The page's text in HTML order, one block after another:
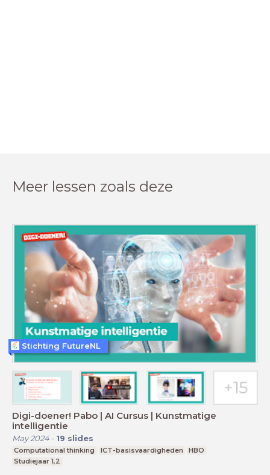
Meer lessen zoals deze
Digi-doener! Pabo | AI Cursus | Kunstmatige
intelligentie
May 2024- 19 slides
Computational thinking ICT-basisvaardigheden
HBO
Studiejaar 1,2
Stichting FutureNL